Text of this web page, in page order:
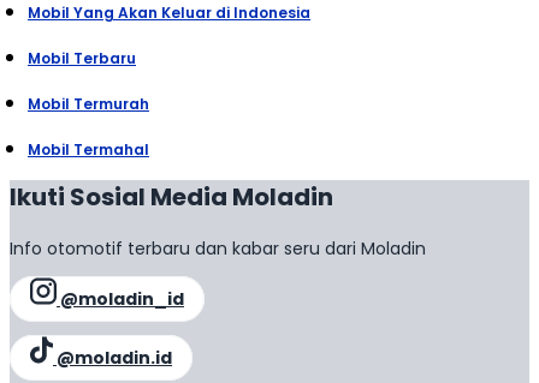
Mobil Yang Akan Keluar di Indonesia
Mobil Terbaru
Mobil Termurah
Mobil Termahal
Ikuti Sosial Media Moladin
Info otomotif terbaru dan kabar seru dari Moladin
@moladin_id
@moladin.id